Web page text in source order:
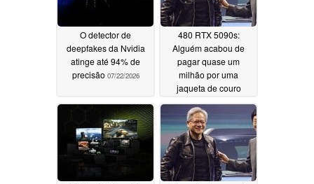
O detector de
deepfakes da Nvidia
atinge até 94% de
precisão 07/22/2026
480 RTX 5090s:
Alguém acabou de
pagar quase um
milhão por uma
jaqueta de couro
da Nvidia